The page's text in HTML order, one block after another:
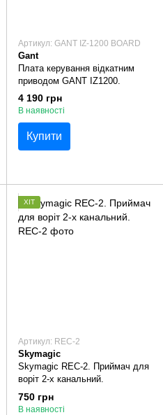
Артикул: GANT IZ-1200 BOARD
Gant
Плата керування відкатним
приводом GANT IZ1200.
4 190 грн
В наявності
Купити
ХІТ
Артикул: REC-2
Skymagic
Skymagic REC-2. Приймач для
воріт 2-х канальний.
750 грн
В наявності